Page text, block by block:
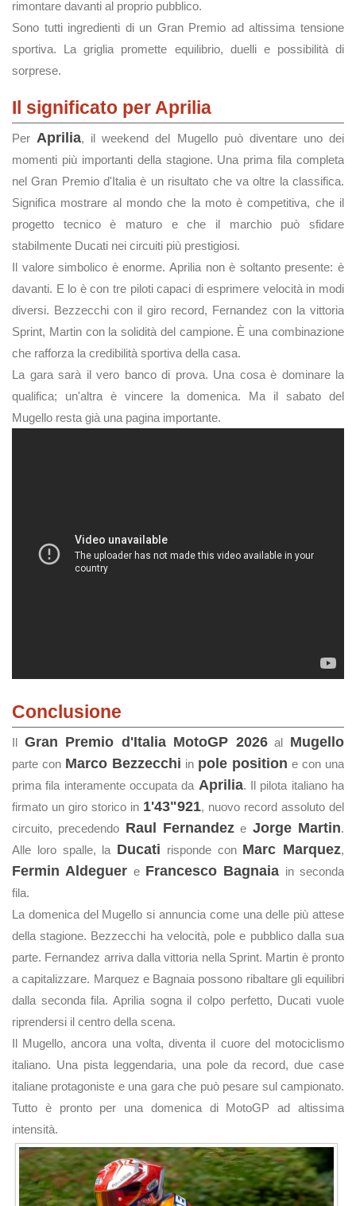
rimontare davanti al proprio pubblico.
Sono tutti ingredienti di un Gran Premio ad altissima tensione
sportiva. La griglia promette equilibrio, duelli e possibilità di
sorprese.
Il significato per Aprilia
Per Aprilia, il weekend del Mugello può diventare uno dei
momenti più importanti della stagione. Una prima fila completa
nel Gran Premio d'Italia è un risultato che va oltre la classifica.
Significa mostrare al mondo che la moto è competitiva, che il
progetto tecnico è maturo e che il marchio può sfidare
stabilmente Ducati nei circuiti più prestigiosi.
Il valore simbolico è enorme. Aprilia non è soltanto presente: è
davanti. E lo è con tre piloti capaci di esprimere velocità in modi
diversi. Bezzecchi con il giro record, Fernandez con la vittoria
Sprint, Martin con la solidità del campione. È una combinazione
che rafforza la credibilità sportiva della casa.
La gara sarà il vero banco di prova. Una cosa è dominare la
qualifica; un'altra è vincere la domenica. Ma il sabato del
Mugello resta già una pagina importante.
Conclusione
Il Gran Premio d'Italia MotoGP 2026al Mugello
parte con Marco Bezzecchi in pole position e con una
prima fila interamente occupata da Aprilia. Il pilota italiano ha
firmato un giro storico in 1'43"921, nuovo record assoluto del
circuito, precedendo Raul Fernandez e Jorge Martin.
Alle loro spalle, la Ducati risponde con Marc Marquez,
Fermin Aldeguer e Francesco Bagnaia in seconda
fila.
La domenica del Mugello si annuncia come una delle più attese
della stagione. Bezzecchi ha velocità, pole e pubblico dalla sua
parte. Fernandez arriva dalla vittoria nella Sprint. Martin è pronto
a capitalizzare. Marquez e Bagnaia possono ribaltare gli equilibri
dalla seconda fila. Aprilia sogna il colpo perfetto, Ducati vuole
riprendersi il centro della scena.
Il Mugello, ancora una volta, diventa il cuore del motociclismo
italiano. Una pista leggendaria, una pole da record, due case
italiane protagoniste e una gara che può pesare sul campionato.
Tutto è pronto per una domenica di MotoGP ad altissima
intensità.